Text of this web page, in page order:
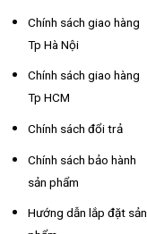
Chính sách giao hàng
Tp Hà Nội
Chính sách giao hàng
Tp HCM
Chính sách đổi trả
Chính sách bảo hành
sản phẩm
Hướng dẫn lắp đặt sản